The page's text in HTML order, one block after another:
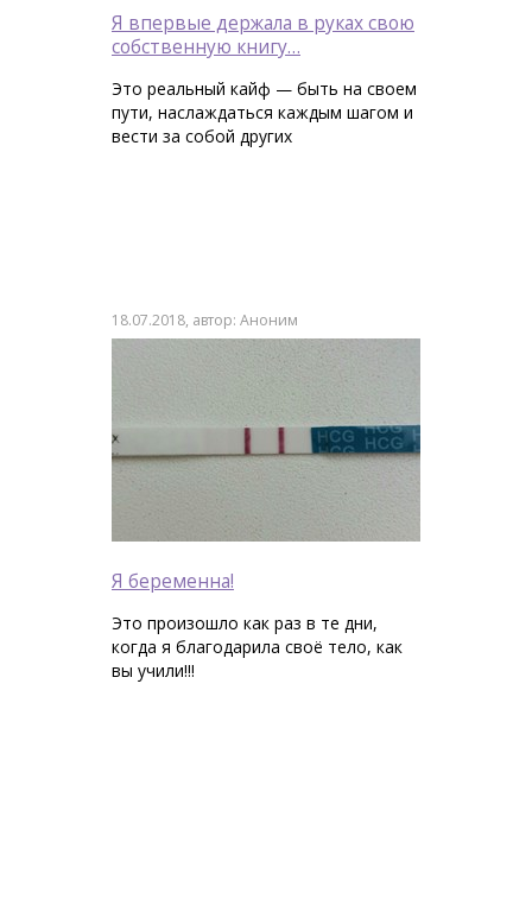
Я впервые держала в руках свою
собственную книгу…
Это реальный кайф — быть на своем
пути, наслаждаться каждым шагом и
вести за собой других
18.07.2018, автор: Аноним
Я беременна!
Это произошло как раз в те дни,
когда я благодарила своё тело, как
вы учили!!!